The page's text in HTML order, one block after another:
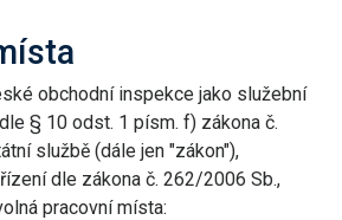
obchodní inspekce jako služební
§ 10 odst. 1 písm. f) zákona č.
službě (dále jen "zákon"),
dle zákona č. 262/2006 Sb.,
pracovní místa: